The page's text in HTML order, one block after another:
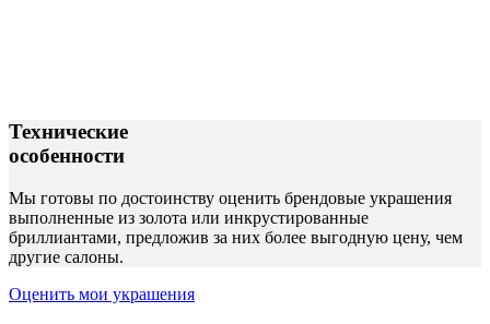
Технические
особенности
Мы готовы по достоинству оценить брендовые украшения
выполненные из золота или инкрустированные
бриллиантами, предложив за них более выгодную цену, чем
другие салоны.
Оценить мои украшения